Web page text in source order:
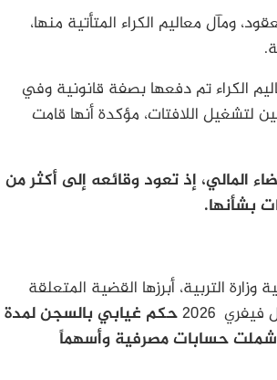
ومآل معاليم الكراء المتأتية منها،
الكراء تم دفعها بصفة قانونية وفي
لتشغيل اللافتات، مؤكدة أنها قامت
المالي، إذ تعود وقائعه إلى أكثر من
بشأنها.
التربية، أبرزها القضية المتعلقة
2026
حكم غيابي بالسجن لمدة
شملت حسابات مصرفية وأسهماً